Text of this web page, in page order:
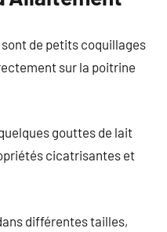
de petits coquillages
sur la poitrine
gouttes de lait
cicatrisantes et
différentes tailles,